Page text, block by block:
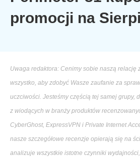
promocji na
Uwaga redaktora: Cenimy sobie naszą relację
wszystko, aby zdobyć Wasze zaufanie za
uczciwości. Jesteśmy częścią tej samej grupy,
z wiodących w branży produktów
CyberGhost, ExpressVPN i Private Internet
nasze szczegółowe recenzje opierają się na
analizuje wszystkie istotne czynniki